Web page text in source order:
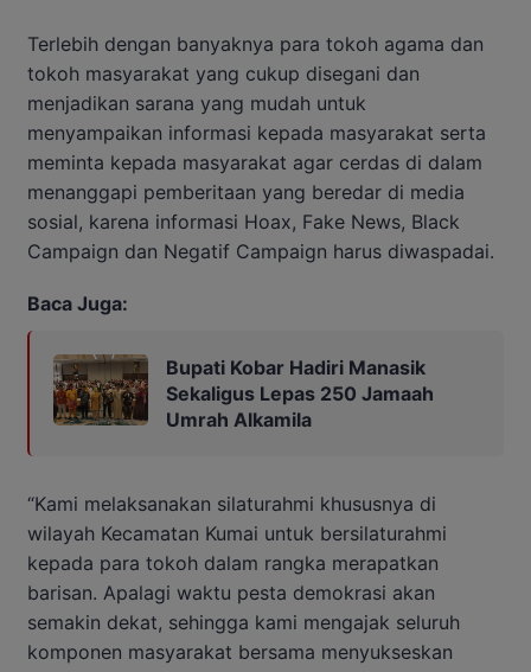
Terlebih dengan banyaknya para tokoh agama dan
tokoh masyarakat yang cukup disegani dan
menjadikan sarana yang mudah untuk
menyampaikan informasi kepada masyarakat serta
meminta kepada masyarakat agar cerdas di dalam
menanggapi pemberitaan yang beredar di media
sosial, karena informasi Hoax, Fake News, Black
Campaign dan Negatif Campaign harus diwaspadai.
Baca Juga:
Bupati Kobar Hadiri Manasik
Sekaligus Lepas 250 Jamaah
Umrah Alkamila
“Kami melaksanakan silaturahmi khususnya di
wilayah Kecamatan Kumai untuk bersilaturahmi
kepada para tokoh dalam rangka merapatkan
barisan. Apalagi waktu pesta demokrasi akan
semakin dekat, sehingga kami mengajak seluruh
komponen masyarakat bersama menyukseskan